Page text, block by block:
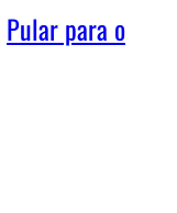
Pular para o